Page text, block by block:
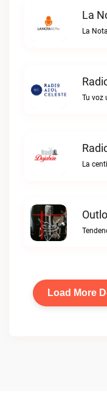
La
La
Tu voz
La
Load More